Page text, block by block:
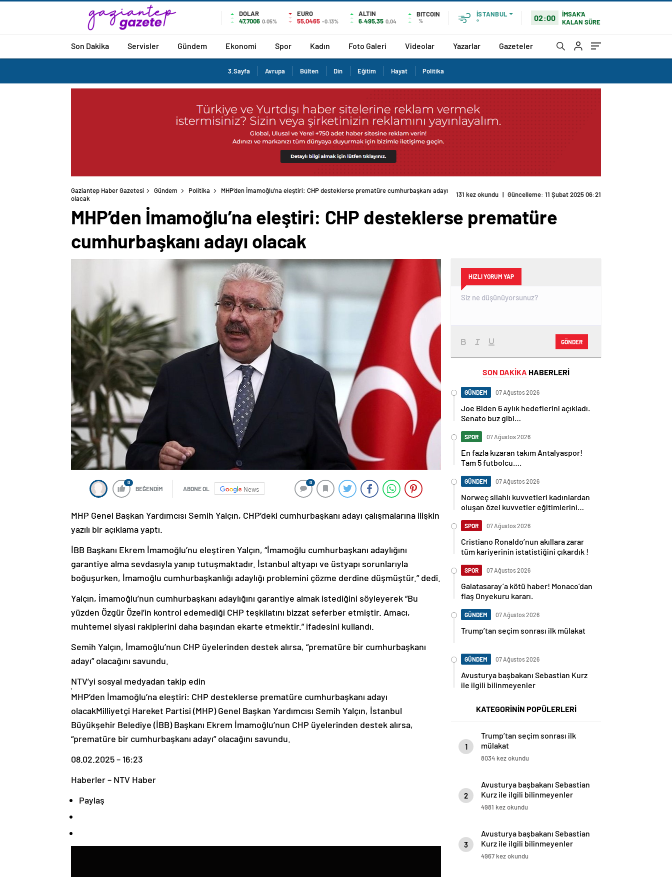
DOLAR
47,7006 0.05%
EURO
55,0465 -0.13%
ALTIN
6.495,35 0,04
BITCOIN
%
İSTANBUL
°
02:00
İMSAK'A
KALAN SÜRE
Son Dakika Servisler Gündem Ekonomi Spor Kadın Foto Galeri Videolar Yazarlar Gazeteler
3.Sayfa Avrupa Bülten Din Eğitim Hayat Politika
Gaziantep Haber Gazetesi Gündem Politika
MHP’den İmamoğlu’na eleştiri: CHP desteklerse prematüre cumhurbaşkanı adayı
olacak
131 kez okundu | Güncelleme: 11 Şubat 2025 06:21
MHP’den İmamoğlu’na eleştiri: CHP desteklerse prematüre
cumhurbaşkanı adayı olacak
0
BEĞENDİM ABONE OL News
0
MHP Genel Başkan Yardımcısı Semih Yalçın, CHP’deki cumhurbaşkanı adayı çalışmalarına ilişkin
yazılı bir açıklama yaptı.
İBB Başkanı Ekrem İmamoğlu’nu eleştiren Yalçın, “İmamoğlu cumhurbaşkanı adaylığını
garantiye alma sevdasıyla yanıp tutuşmaktadır. İstanbul altyapı ve üstyapı sorunlarıyla
boğuşurken, İmamoğlu cumhurbaşkanlığı adaylığı problemini çözme derdine düşmüştür.” dedi.
Yalçın, İmamoğlu’nun cumhurbaşkanı adaylığını garantiye almak istediğini söyleyerek “Bu
yüzden Özgür Özel’in kontrol edemediği CHP teşkilatını bizzat seferber etmiştir. Amacı,
muhtemel siyasi rakiplerini daha başından ekarte etmektir.” ifadesini kullandı.
Semih Yalçın, İmamoğlu’nun CHP üyelerinden destek alırsa, “prematüre bir cumhurbaşkanı
adayı” olacağını savundu.
NTV’yi sosyal medyadan takip edin
MHP’den İmamoğlu’na eleştiri: CHP desteklerse prematüre cumhurbaşkanı adayı
olacakMilliyetçi Hareket Partisi (MHP) Genel Başkan Yardımcısı Semih Yalçın, İstanbul
Büyükşehir Belediye (İBB) Başkanı Ekrem İmamoğlu’nun CHP üyelerinden destek alırsa,
“prematüre bir cumhurbaşkanı adayı” olacağını savundu.
08.02.2025 – 16:23
Haberler – NTV Haber
Paylaş
HIZLI YORUM YAP
GÖNDER
SON DAKİKA HABERLERİ
GÜNDEM 07 Ağustos 2026
Joe Biden 6 aylık hedeflerini açıkladı.
Senato buz gibi…
SPOR 07 Ağustos 2026
En fazla kızaran takım Antalyaspor!
Tam 5 futbolcu….
GÜNDEM 07 Ağustos 2026
Norweç silahlı kuvvetleri kadınlardan
oluşan özel kuvvetler eğitimlerini
SPOR 07 Ağustos 2026
Cristiano Ronaldo’nun akıllara zarar
tüm kariyerinin istatistiğini çıkardık !
SPOR 07 Ağustos 2026
Galatasaray’a kötü haber! Monaco’dan
flaş Onyekuru kararı.
GÜNDEM 07 Ağustos 2026
Trump’tan seçim sonrası ilk mülakat
GÜNDEM 07 Ağustos 2026
Avusturya başbakanı Sebastian Kurz
ile ilgili bilinmeyenler
KATEGORİNİN POPÜLERLERİ
1
Trump’tan seçim sonrası ilk
mülakat
8034 kez okundu
2
Avusturya başbakanı Sebastian
Kurz ile ilgili bilinmeyenler
4981 kez okundu
3
Avusturya başbakanı Sebastian
Kurz ile ilgili bilinmeyenler
4967 kez okundu